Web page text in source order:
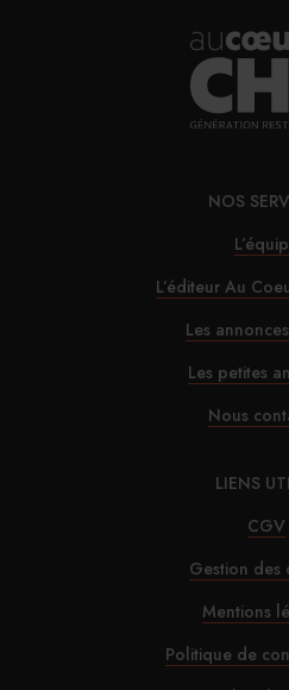
NOS
L’éditeur Au
Les
Les petites
Nous
LIENS
CGV
Gestion des
Mentions
Politique de